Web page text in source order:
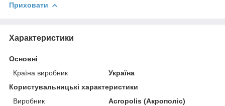
Приховати
Характеристики
Основні
Країна виробник
Україна
Користувальницькі характеристики
Виробник
Acropolis (Акрополіс)